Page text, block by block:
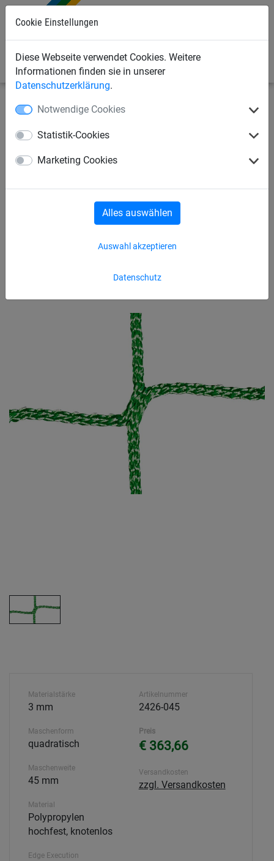
Cookie Einstellungen
Diese Webseite verwendet Cookies. Weitere
Informationen finden sie in unserer
Datenschutzerklärung.
Notwendige Cookies
Statistik-Cookies
Marketing Cookies
Datenschutz
Auswahl akzeptieren
Alles auswählen
Industrienetze Papierfangnetze
Papierfangnetz aus PP, ca. 3
mm stark, Maschenweite 45
mm
Materialstärke
3 mm
Maschenform
quadratisch
Maschenweite
45 mm
Material
Polypropylen
hochfest, knotenlos
Edge Execution
Artikelnummer
2426-045
Preis
€ 363,66
Versandkosten
zzgl. Versandkosten